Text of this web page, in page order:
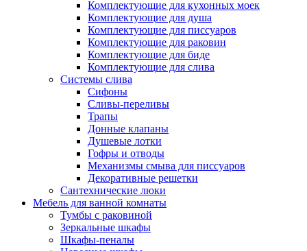
Комплектующие для кухонных моек
Комплектующие для душа
Комплектующие для писсуаров
Комплектующие для раковин
Комплектующие для биде
Комплектующие для слива
Системы слива
Сифоны
Сливы-переливы
Трапы
Донные клапаны
Душевые лотки
Гофры и отводы
Механизмы смыва для писсуаров
Декоративные решетки
Сантехнические люки
Мебель для ванной комнаты
Тумбы с раковиной
Зеркальные шкафы
Шкафы-пеналы